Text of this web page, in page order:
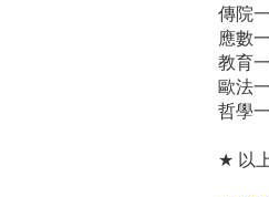
傳院
應數
教育
歐法
哲學
★ 以